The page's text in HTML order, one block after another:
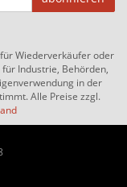
Wiederverkäufer oder
Industrie, Behörden,
in der
Alle Preise zzgl.